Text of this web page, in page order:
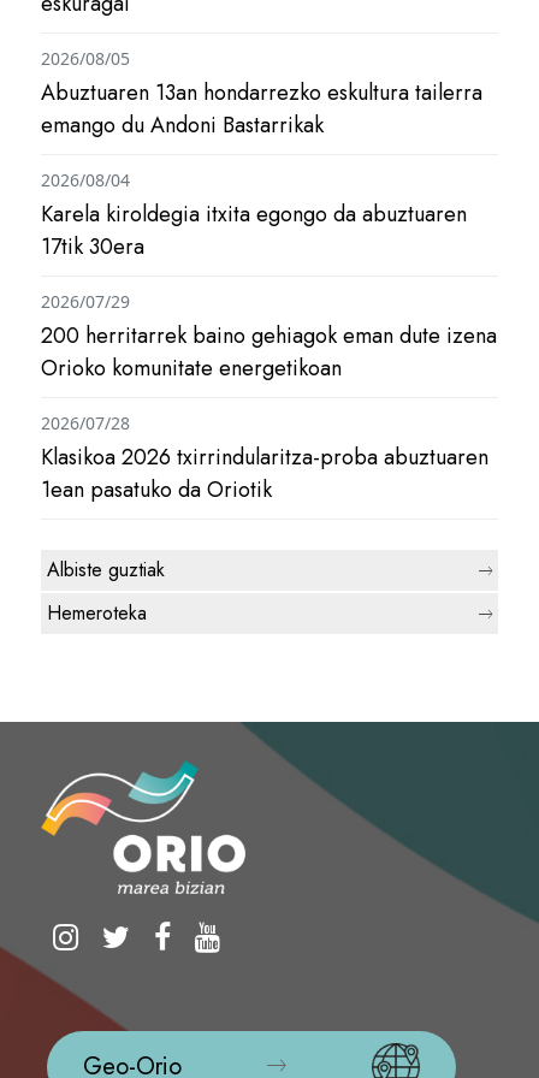
Abuztuaren 13an hondarrezko eskultura tailerra
emango du Andoni Bastarrikak
2026/08/05
Karela kiroldegia itxita egongo da abuztuaren
17tik 30era
2026/08/04
200 herritarrek baino gehiagok eman dute izena
Orioko komunitate energetikoan
2026/07/29
Klasikoa 2026 txirrindularitza-proba abuztuaren
1ean pasatuko da Oriotik
2026/07/28
Albiste guztiak
Hemeroteka
Geo-Orio